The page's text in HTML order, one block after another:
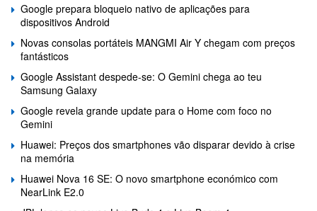
Google prepara bloqueio nativo de aplicações para
dispositivos Android
Novas consolas portáteis MANGMI Air Y chegam com preços
fantásticos
Google Assistant despede-se: O Gemini chega ao teu
Samsung Galaxy
Google revela grande update para o Home com foco no
Gemini
Huawei: Preços dos smartphones vão disparar devido à crise
na memória
Huawei Nova 16 SE: O novo smartphone económico com
NearLink E2.0